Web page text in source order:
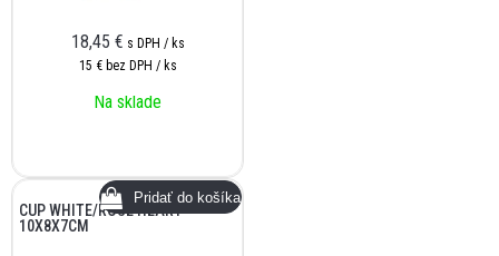
18,45 € s DPH / ks
15 € bez DPH / ks
Na sklade
CUP WHITE/ROSE HEART
10X8X7CM